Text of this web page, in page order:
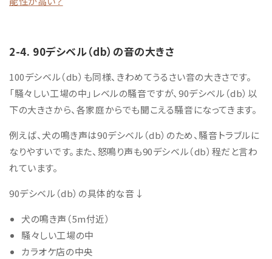
2-4. 90デシベル（db）の音の大きさ
100デシベル（db）も同様、きわめてうるさい音の大きさです。
「騒々しい工場の中」レベルの騒音ですが、90デシベル（db）以
下の大きさから、各家庭からでも聞こえる騒音になってきます。
例えば、犬の鳴き声は90デシベル（db）のため、騒音トラブルに
なりやすいです。 また、怒鳴り声も90デシベル（db）程だと言わ
れています。
90デシベル（db）の具体的な音↓
犬の鳴き声（5m付近）
騒々しい工場の中
カラオケ店の中央